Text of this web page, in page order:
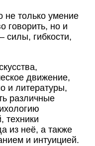
не только умение
говорить, но и
силы, гибкости,
движение,
и литературы,
различные
техники
из неё, а также
и интуицией.